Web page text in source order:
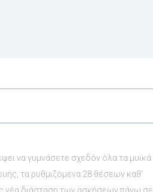
να γυμνάσετε σχεδόν όλα τα μυϊκά
τα ρυθμιζόμενα 28 θέσεων καθ'
νέα διάσταση των ασκήσεων πάνω σε